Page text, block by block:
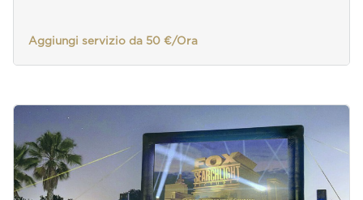
Aggiungi servizio da 50 €/Ora